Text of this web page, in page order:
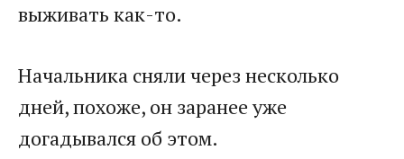
выживать как-то.
Начальника сняли через несколько
дней, похоже, он заранее уже
догадывался об этом.